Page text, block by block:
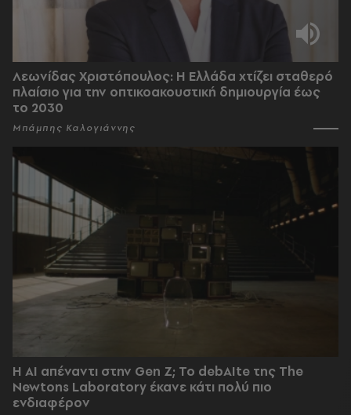
Λεωνίδας Χριστόπουλος: Η Ελλάδα χτίζει σταθερό
πλαίσιο για την οπτικοακουστική δημιουργία έως
το 2030
Μπάμπης Καλογιάννης
Η AI απέναντι στην Gen Z; Το debAIte της The
Newtons Laboratory έκανε κάτι πολύ πιο
ενδιαφέρον